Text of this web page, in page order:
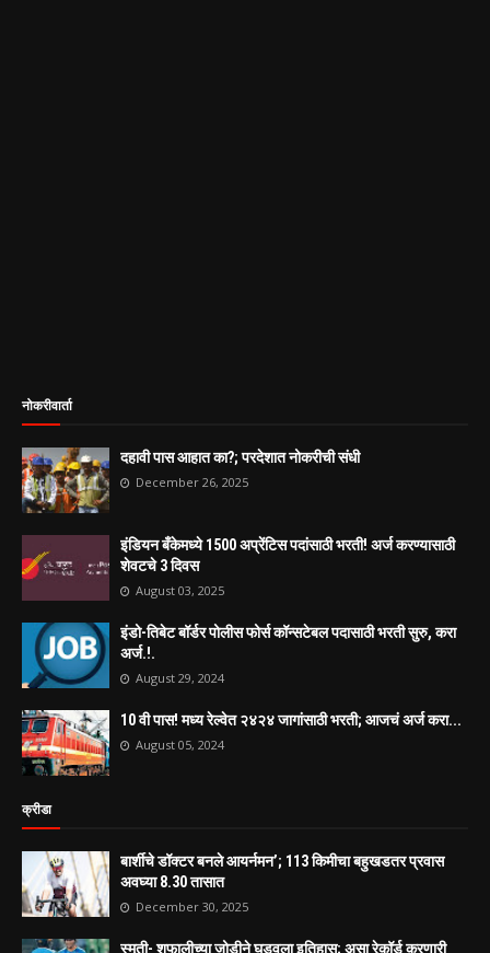
नोकरीवार्ता
दहावी पास आहात का?; परदेशात नोकरीची संधी
December 26, 2025
इंडियन बँकेमध्ये 1500 अप्रेंटिस पदांसाठी भरती! अर्ज करण्यासाठी
शेवटचे 3 दिवस
August 03, 2025
इंडो-तिबेट बॉर्डर पोलीस फोर्स कॉन्सटेबल पदासाठी भरती सुरु, करा
अर्ज.!.
August 29, 2024
10 वी पास! मध्य रेल्वेत २४२४ जागांसाठी भरती; आजचं अर्ज करा...
August 05, 2024
क्रीडा
बार्शीचे डॉक्टर बनले आयर्नमन’; 113 किमीचा बहुखडतर प्रवास
अवघ्या 8.30 तासात
December 30, 2025
स्मृती- शफालीच्या जोडीने घडवला इतिहास; असा रेकॉर्ड करणारी